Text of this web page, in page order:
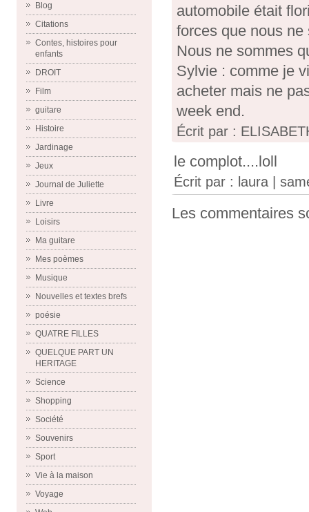
Blog
Citations
Contes, histoires pour
enfants
DROIT
Film
guitare
Histoire
Jardinage
Jeux
Journal de Juliette
Livre
Loisirs
Ma guitare
Mes poèmes
Musique
Nouvelles et textes brefs
poésie
QUATRE FILLES
QUELQUE PART UN
HERITAGE
Science
Shopping
Société
Souvenirs
Sport
Vie à la maison
Voyage
automobile était
forces que nous
Nous ne sommes
Sylvie : comme je
acheter mais ne
week end.
Écrit par :
le complot....loll
Écrit par : laura |
Les commentaires